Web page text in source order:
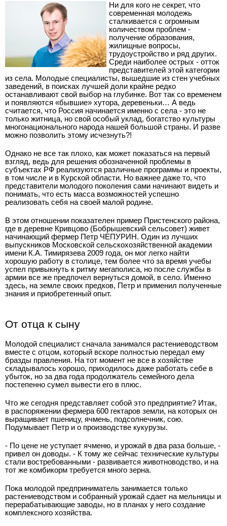
Ни для кого не секрет, что
современная молодежь
сталкивается с огромным
количеством проблем -
получение образования,
жилищные вопросы,
трудоустройство и ряд других.
Среди наиболее острых - отток
представителей этой категории
из села. Молодые специалисты, вышедшие из стен учебных
заведений, в поисках лучшей доли крайне редко
останавливают свой выбор на глубинке. Вот так со временем
и появляются «бывшие» хутора, деревеньки… А ведь
считается, что Россия начинается именно с села - это не
только житница, но свой особый уклад, богатство культуры
многонационального народа нашей большой страны. И разве
можно позволить этому исчезнуть?!
Однако не все так плохо, как может показаться на первый
взгляд, ведь для решения обозначенной проблемы в
субъектах РФ реализуются различные программы и проекты,
в том числе и в Курской области. Но важнее даже то, что
представители молодого поколения сами начинают видеть и
понимать, что есть масса возможностей успешно
реализовать себя на своей малой родине.
В этом отношении показателен пример Пристенского района,
где в деревне Кривцово (Бобрышевский сельсовет) живет
начинающий фермер Петр ЧЕПУРИН. Один из лучших
выпускников Московской сельскохозяйственной академии
имени К.А. Тимирязева 2009 года, он мог легко найти
хорошую работу в столице, тем более что за время учебы
успел привыкнуть к ритму мегаполиса, но после службы в
армии все же предпочел вернуться домой, в село. Именно
здесь, на земле своих предков, Петр и применил полученные
знания и приобретенный опыт.
От отца к сыну
Молодой специалист сначала занимался растениеводством
вместе с отцом, который вскоре полностью передал ему
бразды правления. На тот момент не все в хозяйстве
складывалось хорошо, приходилось даже работать себе в
убыток, но за два года продолжатель семейного дела
постепенно сумел вывести его в плюс.
Что же сегодня представляет собой это предприятие? Итак,
в распоряжении фермера 600 гектаров земли, на которых он
выращивает пшеницу, ячмень, подсолнечник, сою.
Подумывает Петр и о производстве кукурузы.
- По цене не уступает ячменю, и урожай в два раза больше, -
привел он доводы. - К тому же сейчас технические культуры
стали востребованными - развивается животноводство, и на
тот же комбикорм требуется много зерна.
Пока молодой предприниматель занимается только
растениеводством и собранный урожай сдает на мельницы и
перерабатывающие заводы, но в планах у него создание
комплексного хозяйства.